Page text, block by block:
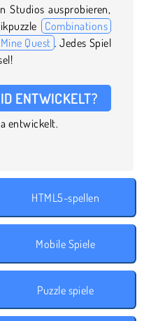
Studios ausprobieren,
Combinations
Mine Quest . Jedes Spiel
ENTWICKELT?
entwickelt.
HTML5-spellen
Mobile Spiele
Puzzle spiele